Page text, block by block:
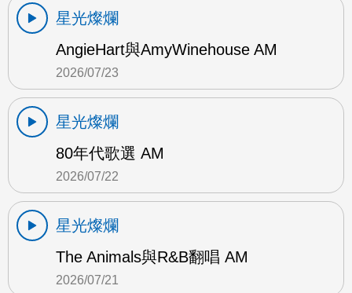
星光燦爛
AngieHart與AmyWinehouse AM
2026/07/23
星光燦爛
80年代歌選 AM
2026/07/22
星光燦爛
The Animals與R&B翻唱 AM
2026/07/21